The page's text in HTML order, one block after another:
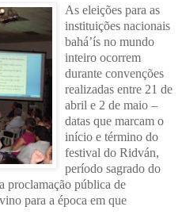
As eleições para as
instituições nacionais
bahá’ís no mundo
inteiro ocorrem
durante convenções
realizadas entre 21 de
abril e 2 de maio –
datas que marcam o
início e término do
festival do Ridván,
período sagrado do
proclamação pública de
para a época em que